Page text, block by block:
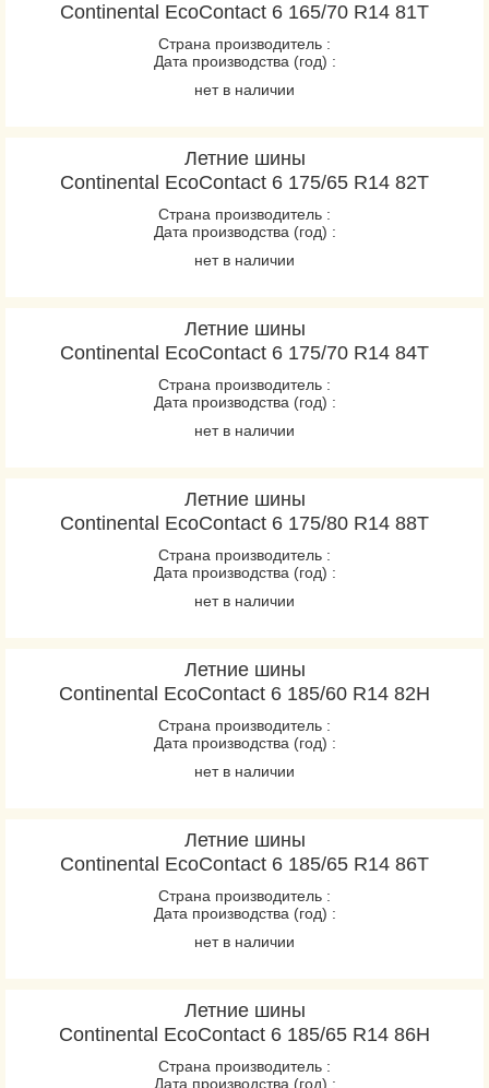
WinterContact TS 870P
ContiCrossContact UHP
ContiEcoContact 3
ContiEcoContact 5
ContiPremiumContact 5
ContiSportContact 3E
ContiSportContact 5
ContiSportContact 5 P
SUV
SUV
ContiVanContact 100
CrossContact H/T
EcoContact 6
EcoContact 6Q
PremiumContact 6
PremiumContact 7
ProContact GX
sContact
SportContact 6
UltraContact UC6
VanContact Eco
Continental EcoContact 6 165/70 R14 81T
Страна производитель :
Дата производства (год) :
нет в наличии
Летние шины
Continental EcoContact 6 175/65 R14 82T
Страна производитель :
Дата производства (год) :
нет в наличии
Летние шины
Continental EcoContact 6 175/70 R14 84T
Страна производитель :
Дата производства (год) :
нет в наличии
Летние шины
Continental EcoContact 6 175/80 R14 88T
Страна производитель :
Дата производства (год) :
нет в наличии
Летние шины
Continental EcoContact 6 185/60 R14 82H
Страна производитель :
Дата производства (год) :
нет в наличии
Летние шины
Continental EcoContact 6 185/65 R14 86T
Страна производитель :
Дата производства (год) :
нет в наличии
Летние шины
Continental EcoContact 6 185/65 R14 86H
Страна производитель :
Дата производства (год) :